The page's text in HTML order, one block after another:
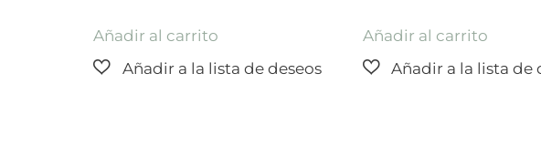
Añadir al carrito Añadir al carrito